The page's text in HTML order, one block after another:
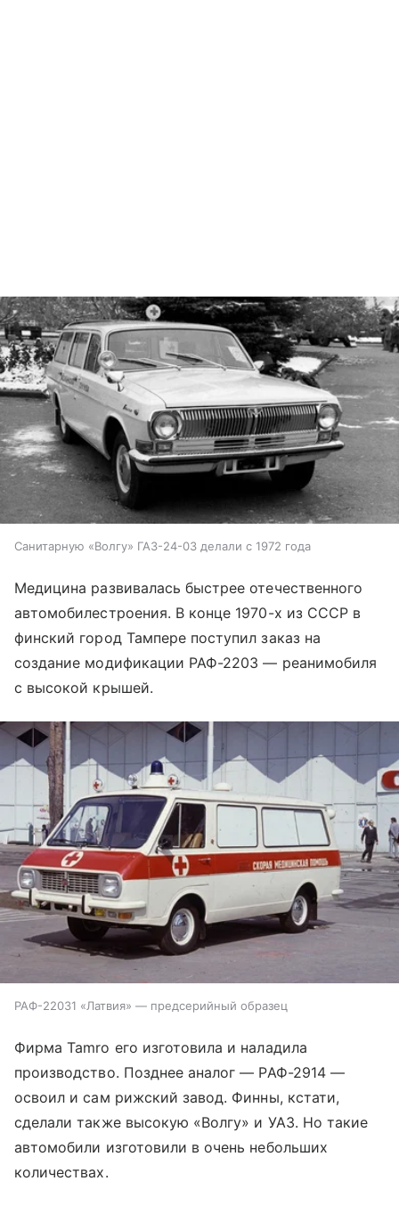
Санитарную «Волгу» ГАЗ-24-03 делали с 1972 года
Медицина развивалась быстрее отечественного
автомобилестроения. В конце 1970-х из СССР в
финский город Тампере поступил заказ на
создание модификации РАФ-2203 — реанимобиля
с высокой крышей.
РАФ-22031 «Латвия» — предсерийный образец
Фирма Tamro его изготовила и наладила
производство. Позднее аналог — РАФ-2914 —
освоил и сам рижский завод. Финны, кстати,
сделали также высокую «Волгу» и УАЗ. Но такие
автомобили изготовили в очень небольших
количествах.